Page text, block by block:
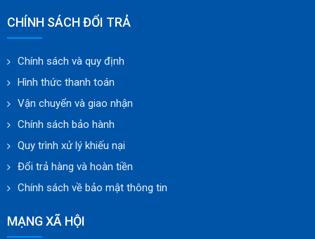
CHÍNH SÁCH ĐỔI TRẢ
Chính sách và quy định
Hình thức thanh toán
Vận chuyển và giao nhận
Chính sách bảo hành
Quy trình xử lý khiếu nại
Đổi trả hàng và hoàn tiền
Chính sách về bảo mật thông tin
MẠNG XÃ HỘI